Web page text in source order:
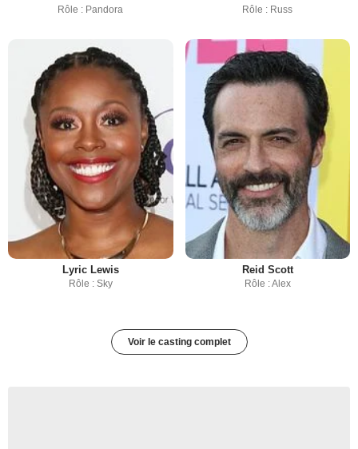
Rôle : Pandora Rôle : Russ
Lyric Lewis
Rôle : Sky
Reid Scott
Rôle : Alex
Voir le casting complet